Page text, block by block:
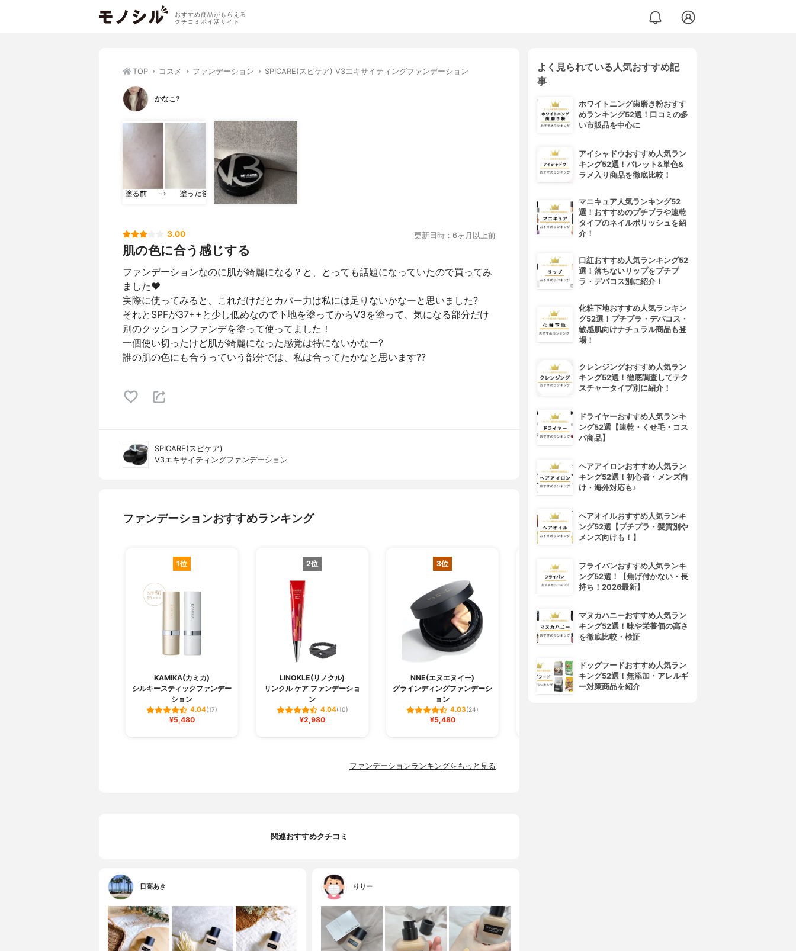
おすすめ商品がもらえる
クチコミポイ活サイト
TOP コスメ ファンデーション SPICARE(スピケア) V3エキサイティングファンデーション
かなこ?
3.00 更新日時：6ヶ月以上前
肌の色に合う感じする
ファンデーションなのに肌が綺麗になる？と、とっても話題になっていたので買ってみ
ました❤️
実際に使ってみると、これだけだとカバー力は私には足りないかなーと思いました?
それとSPFが37++と少し低めなので下地を塗ってからV3を塗って、気になる部分だけ
別のクッションファンデを塗って使ってました！
一個使い切ったけど肌が綺麗になった感覚は特にないかなー?
誰の肌の色にも合うっていう部分では、私は合ってたかなと思います??
SPICARE(スピケア)
V3エキサイティングファンデーション
ファンデーションおすすめランキング
1位
KAMIKA(カミカ)
シルキースティックファンデー
ション
4.04(17)
¥5,480
2位
LINOKLE(リノクル)
リンクル ケア ファンデーショ
ン
4.04(10)
¥2,980
3位
NNE(エヌエヌイー)
グラインディングファンデーシ
ョン
4.03(24)
¥5,480
キラ★リズム
WV スキンアップファンデーシ
COVERMARK(カバーマーク)
ファンデーションランキングをもっと見る
関連おすすめクチコミ
日高あき りりー
よく見られている人気おすすめ記
事
ホワイトニング歯磨き粉おすす
めランキング52選！口コミの多
い市販品を中心に
アイシャドウおすすめ人気ラン
キング52選！パレット&単色&
ラメ入り商品を徹底比較！
マニキュア人気ランキング52
選！おすすめのプチプラや速乾
タイプのネイルポリッシュを紹
介！
口紅おすすめ人気ランキング52
選！落ちないリップをプチプ
ラ・デパコス別に紹介！
化粧下地おすすめ人気ランキン
グ52選！プチプラ・デパコス・
敏感肌向けナチュラル商品も登
場！
クレンジングおすすめ人気ラン
キング52選！徹底調査してテク
スチャータイプ別に紹介！
ドライヤーおすすめ人気ランキ
ング52選【速乾・くせ毛・コス
パ商品】
ヘアアイロンおすすめ人気ラン
キング52選！初心者・メンズ向
け・海外対応も♪
ヘアオイルおすすめ人気ランキ
ング52選【プチプラ・髪質別や
メンズ向けも！】
フライパンおすすめ人気ランキ
ング52選！【焦げ付かない・長
持ち！2026最新】
マヌカハニーおすすめ人気ラン
キング52選！味や栄養価の高さ
を徹底比較・検証
ドッグフードおすすめ人気ラン
キング52選！無添加・アレルギ
ー対策商品を紹介